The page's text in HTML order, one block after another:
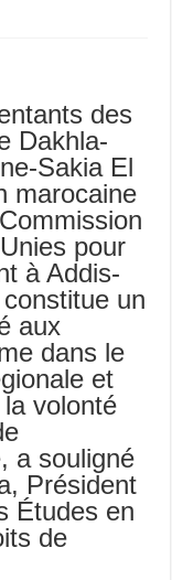
des
Dakhla-
Sakia El
marocaine
pour
à Addis-
un
aux
dans le
et
volonté
a souligné
Président
Études en
de